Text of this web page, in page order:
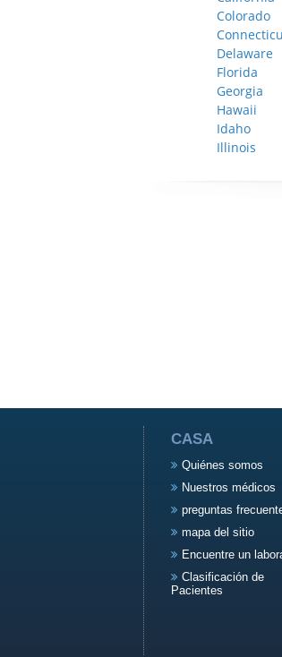
Colorado
Delaware
Florida
Georgia
Hawaii
Idaho
Illinois
CASA
Quiénes somos
Nuestros médicos
preguntas
mapa del sitio
Encuentre un
Clasificación de
Pacientes